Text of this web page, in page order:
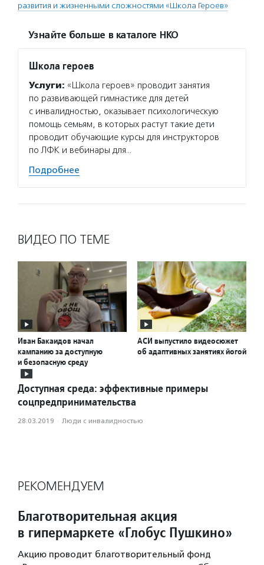
развития и жизненными сложностями «Школа Героев»
Узнайте больше в каталоге НКО
Школа героев
Услуги: «Школа героев» проводит занятия
по развивающей гимнастике для детей
с инвалидностью, оказывает психологическую
помощь семьям, в которых растут такие дети
проводит обучающие курсы для инструкторов
по ЛФК и вебинары для…
Подробнее
ВИДЕО ПО ТЕМЕ
Иван Бакаидов начал
кампанию за доступную
и безопасную среду
АСИ выпустило видеосюжет
об адаптивных занятиях йогой
Доступная среда: эффективные примеры
соцпредпринимательства
28.03.2019 · Люди с инвалидностью
РЕКОМЕНДУЕМ
Благотворительная акция
в гипермаркете «Глобус Пушкино»
Акцию проводит благотворительный фонд